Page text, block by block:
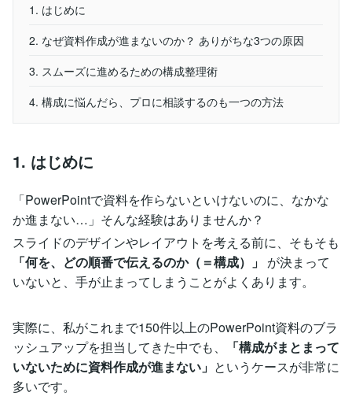
1. はじめに
2. なぜ資料作成が進まないのか？ ありがちな3つの原因
3. スムーズに進めるための構成整理術
4. 構成に悩んだら、プロに相談するのも一つの方法
1. はじめに
「PowerPointで資料を作らないといけないのに、なかな
か進まない…」そんな経験はありませんか？
スライドのデザインやレイアウトを考える前に、そもそも
「何を、どの順番で伝えるのか（＝構成）」 が決まって
いないと、手が止まってしまうことがよくあります。
実際に、私がこれまで150件以上のPowerPoint資料のブラ
ッシュアップを担当してきた中でも、
「構成がまとまって
いないために資料作成が進まない」 というケースが非常に
多いです。